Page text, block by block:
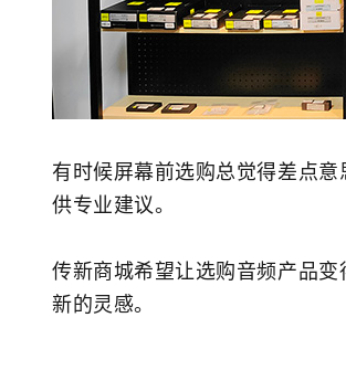
有时候屏幕前选购总觉得差点
供专业建议。
传新商城希望让选购音频产品
新的灵感。